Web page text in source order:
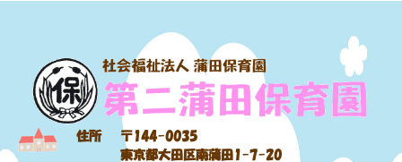
住所
〒144-0035
東京都大田区南蒲田1-7-20